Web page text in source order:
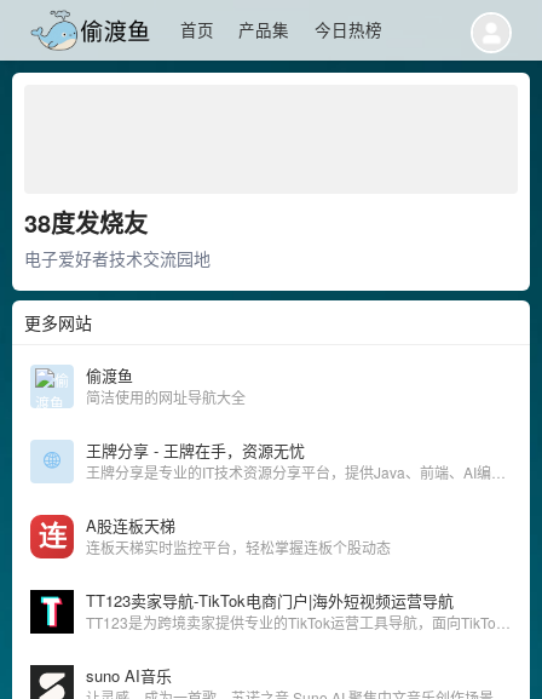
首页 产品集 今日热榜
38度发烧友
电子爱好者技术交流园地
更多网站
偷渡鱼
简洁使用的网址导航大全
王牌分享 - 王牌在手，资源无忧
A股连板天梯
连板天梯实时监控平台，轻松掌握连板个股动态
TT123卖家导航-TikTok电商门户|海外短视频运营导航
suno AI音乐